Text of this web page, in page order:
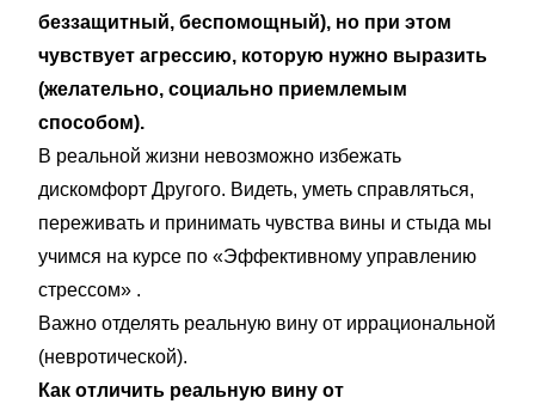
беззащитный, беспомощный), но при этом
чувствует агрессию, которую нужно выразить
(желательно, социально приемлемым
способом).
В реальной жизни невозможно избежать
дискомфорт Другого. Видеть, уметь справляться,
переживать и принимать чувства вины и стыда мы
учимся на курсе по «Эффективному управлению
стрессом» .
Важно отделять реальную вину от иррациональной
(невротической).
Как отличить реальную вину от